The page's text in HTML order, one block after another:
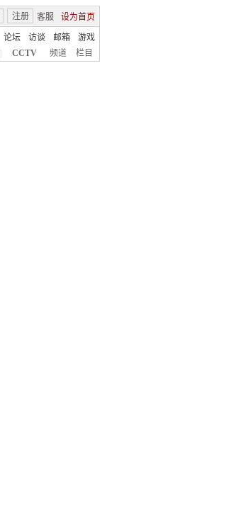
客服 设为首页
注册
论坛 访谈 邮箱
游戏
CCTV 频道 栏目